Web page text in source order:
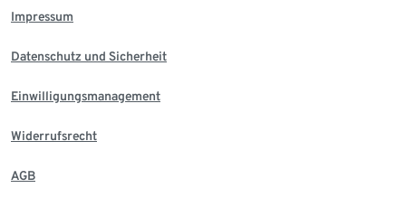
Impressum
Datenschutz und Sicherheit
Einwilligungsmanagement
Widerrufsrecht
AGB